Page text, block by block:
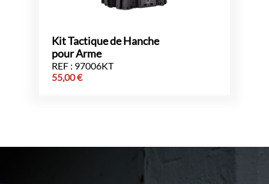
Kit Tactique de Hanche
pour Arme
REF : 97006KT
55,00€